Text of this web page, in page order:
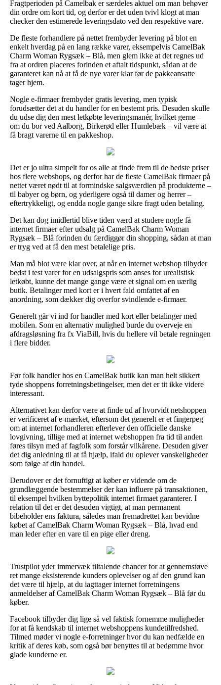
Fragtperioden på Camelbak er særdeles aktuel om man behøver
din ordre om kort tid, og derfor er det uden tvivl klogt at man
checker den estimerede leveringsdato ved den respektive vare.
De fleste forhandlere på nettet frembyder levering på blot en
enkelt hverdag på en lang række varer, eksempelvis CamelBak
Charm Woman Rygsæk – Blå, men glem ikke at det regnes ud
fra at ordren placeres forinden et aftalt tidspunkt, sådan at de
garanteret kan nå at få de nye varer klar før de pakkeansatte
tager hjem.
Nogle e-firmaer frembyder gratis levering, men typisk
forudsætter det at du handler for en bestemt pris. Desuden skulle
du udse dig den mest letkøbte leveringsmanér, hvilket gerne –
om du bor ved Aalborg, Birkerød eller Humlebæk – vil være at
få bragt varerne til en pakkeshop.
Det er jo ultra simpelt for os alle at finde frem til de bedste priser
hos flere webshops, og derfor har de fleste CamelBak firmaer på
nettet været nødt til at formindske salgsværdien på produkterne –
til babyer og børn, og yderligere også til damer og herrer –
eftertrykkeligt, og endda nogle gange sikre fragt uden betaling.
Det kan dog imidlertid blive tiden værd at studere nogle få
internet firmaer efter udsalg på CamelBak Charm Woman
Rygsæk – Blå forinden du færdiggør din shopping, sådan at man
er tryg ved at få den mest betalelige pris.
Man må blot være klar over, at når en internet webshop tilbyder
bedst i test varer for en udsalgspris som anses for urealistisk
letkøbt, kunne det mange gange være et signal om en uærlig
butik. Betalinger med kort er i hvert fald omfattet af en
anordning, som dækker dig overfor svindlende e-firmaer.
Generelt går vi ind for handler med kort eller betalinger med
mobilen. Som en alternativ mulighed burde du overveje en
afdragsløsning fra fx ViaBill, hvis du hellere vil betale regningen
i flere bidder.
Før folk handler hos en CamelBak butik kan man helt sikkert
tyde shoppens forretningsbetingelser, men det er tit ikke videre
interessant.
Alternativet kan derfor være at finde ud af hvorvidt netshoppen
er verificeret af e-mærket, eftersom det generelt er et fingerpeg
om at internet forhandleren efterlever den officielle danske
lovgivning, tillige med at internet webshoppen fra tid til anden
føres tilsyn med af fagfolk som forstår vilkårene. Desuden giver
det dig anledning til at få hjælp, ifald du oplever vanskeligheder
som følge af din handel.
Derudover er det fornuftigt at køber er vidende om de
grundlæggende bestemmelser der kan influere på transaktionen,
til eksempel hvilken byttepolitik internet firmaet garanterer. I
relation til det er det desuden vigtigt, at man permanent
bibeholder ens faktura, således man fremadrettet kan bevidne
købet af CamelBak Charm Woman Rygsæk – Blå, hvad end
man leder efter en vare til en pige eller dreng.
Trustpilot yder immervæk tiltalende chancer for at gennemstøve
ret mange eksisterende kunders oplevelser og af den grund kan
det være til hjælp, at du iagttager internet forretningens
anmeldelser af CamelBak Charm Woman Rygsæk – Blå før du
køber.
Facebook tilbyder dig lige så vel faktisk fornemme muligheder
for at få kendskab til internet webshoppens kundetilfredshed.
Tilmed møder vi nogle e-forretninger hvor du kan nedfælde en
kritik af deres køb, som også bør benyttes til at bedømme hvor
glade kunderne er.